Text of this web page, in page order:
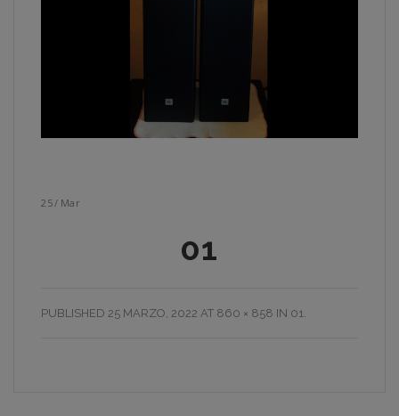
25 / Mar
01
PUBLISHED 25 MARZO, 2022 AT 860 × 858 IN 01